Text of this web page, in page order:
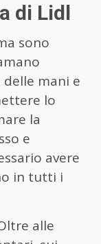
di Lidl
sono
delle mani e
lo
la
e
avere
in tutti i
alle